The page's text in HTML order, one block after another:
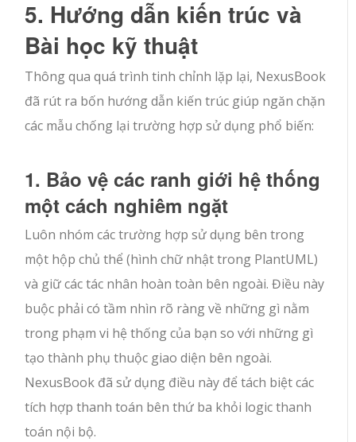
5. Hướng dẫn kiến trúc và
Bài học kỹ thuật
Thông qua quá trình tinh chỉnh lặp lại, NexusBook
đã rút ra bốn hướng dẫn kiến trúc giúp ngăn chặn
các mẫu chống lại trường hợp sử dụng phổ biến:
1. Bảo vệ các ranh giới hệ thống
một cách nghiêm ngặt
Luôn nhóm các trường hợp sử dụng bên trong
một hộp chủ thể (hình chữ nhậttrong PlantUML)
và giữ các tác nhân hoàn toàn bên ngoài. Điều này
buộc phải có tầm nhìn rõ ràng về những gì nằm
trong phạm vi hệ thống của bạn so với những gì
tạo thành phụ thuộc giao diện bên ngoài.
NexusBook đã sử dụng điều này để tách biệt các
tích hợp thanh toán bên thứ ba khỏi logic thanh
toán nội bộ.